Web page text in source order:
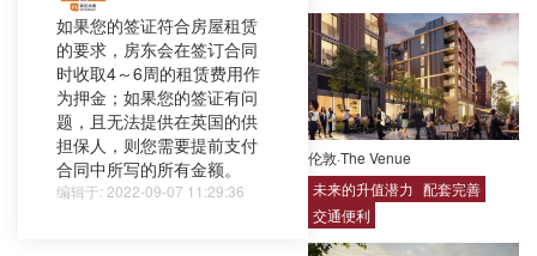
如果您的签证符合房屋租赁
的要求，房东会在签订合同
时收取4～6周的租赁费用作
为押金；如果您的签证有问
题，且无法提供在英国的供
担保人，则您需要提前支付
合同中所写的所有金额。
编辑于: 2022-09-07 11:29:36
伦敦·The Venue
未来的升值潜力 配套完善
交通便利